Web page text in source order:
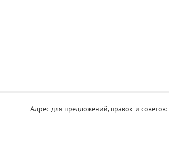
Адрес для предложений, правок и советов: